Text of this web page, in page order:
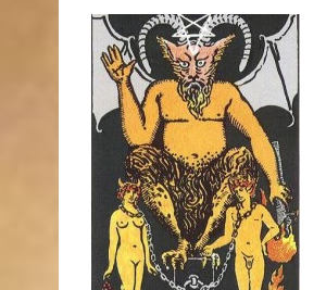
l
o
o
M
ai
l
er e
b
o
o
k